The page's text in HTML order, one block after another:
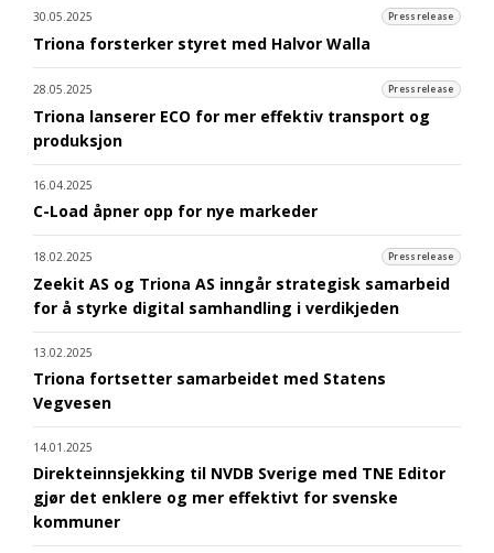
30.05.2025 Pressrelease
Triona forsterker styret med Halvor Walla
28.05.2025 Pressrelease
Triona lanserer ECO for mer effektiv transport og
produksjon
16.04.2025
C-Load åpner opp for nye markeder
18.02.2025 Pressrelease
Zeekit AS og Triona AS inngår strategisk samarbeid
for å styrke digital samhandling i verdikjeden
13.02.2025
Triona fortsetter samarbeidet med Statens
Vegvesen
14.01.2025
Direkteinnsjekking til NVDB Sverige med TNE Editor
gjør det enklere og mer effektivt for svenske
kommuner